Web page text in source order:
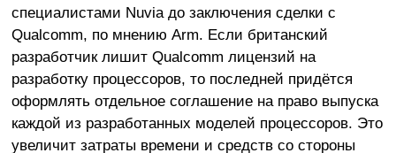
специалистами Nuvia до заключения сделки с
Qualcomm, по мнению Arm. Если британский
разработчик лишит Qualcomm лицензий на
разработку процессоров, то последней придётся
оформлять отдельное соглашение на право выпуска
каждой из разработанных моделей процессоров. Это
увеличит затраты времени и средств со стороны